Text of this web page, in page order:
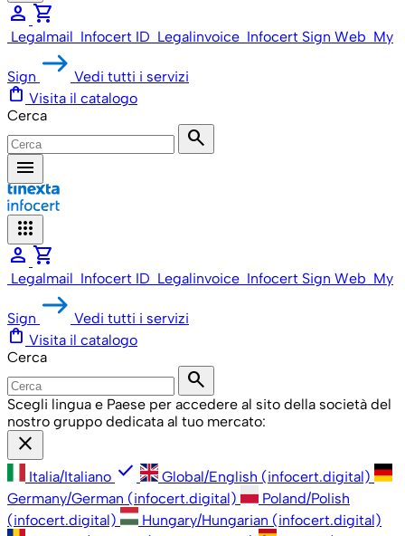
person shopping_cart
Legalmail Infocert ID Legalinvoice Infocert Sign Web My
Sign Vedi tutti i servizi
shopping_bag Visita il catalogo
Cerca
search
menu
apps
person shopping_cart
Legalmail Infocert ID Legalinvoice Infocert Sign Web My
Sign Vedi tutti i servizi
shopping_bag Visita il catalogo
Cerca
search
Scegli lingua e Paese per accedere al sito della società del
nostro gruppo dedicata al tuo mercato:
close
Italia/Italiano check
Global/English (infocert.digital)
Germany/German (infocert.digital)
Poland/Polish
(infocert.digital)
Hungary/Hungarian (infocert.digital)